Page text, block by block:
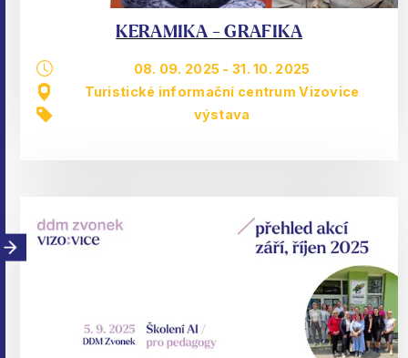
KERAMIKA - GRAFIKA
08. 09. 2025 -31. 10. 2025
Turistické informační centrum Vizovice
výstava